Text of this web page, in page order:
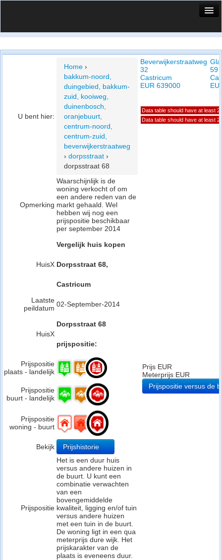
Vergelijk prijsposities - wijk
Privacy beleid
U bent hier:
Home ›
bakkum-noord,
duingebied, bakkum-
zuid, kooiweg,
duinenbosch,
oranjebuurt,
centrum-noord,
centrum-zuid,
beverwijkerstraatweg
› dorpsstraat ›
dorpsstraat 68
Opmerking
Waarschijnlijk is de
woning verkocht of om
een andere reden van de
markt gehaald. Wel
hebben wij nog een
prijspositie beschikbaar
per september 2014
HuisX
Vergelijk huis kopen
Dorpsstraat 68,
Castricum
Laatste
peildatum 02-September-2014
HuisX
Dorpsstraat 68
prijspositie:
Prijspositie
plaats - landelijk
Prijspositie
buurt - landelijk
Prijspositie
woning - buurt
Bekijk Prijshistorie
Prijspositie
Het is een duur huis
versus andere huizen in
de buurt. U kunt een
combinatie verwachten
van een
bovengemiddelde
kwaliteit, ligging en/of tuin
versus andere huizen
met een tuin in de buurt.
De woning ligt in een qua
meterprijs dure wijk. Het
prijskarakter van de
plaats is eveneens duur.
Beverwijkerstraatweg
32
Castricum
EUR 639000
59
Data table should have at least 2
Data table should have at least 2
Prijs EUR
Meterprijs EUR
Prijspositie versus de